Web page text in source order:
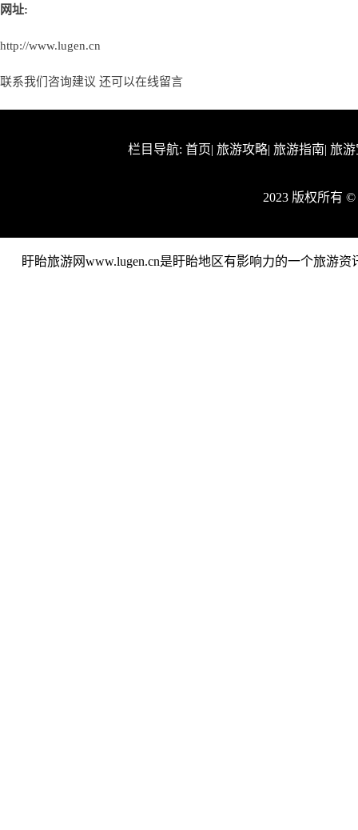
网址:
http://www.lugen.cn
联系我们咨询建议 还可以在线留言
栏目导航: 首页| 旅游攻略| 旅游指南| 旅
2023 版权所有
盱眙旅游网www.lugen.cn是盱眙地区有影响力的一个旅游